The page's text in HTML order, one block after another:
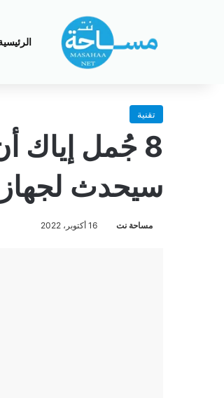
تقنية
8 جُمل إياك
سيحدث
مساحة نت 16 أكتوبر، 2022